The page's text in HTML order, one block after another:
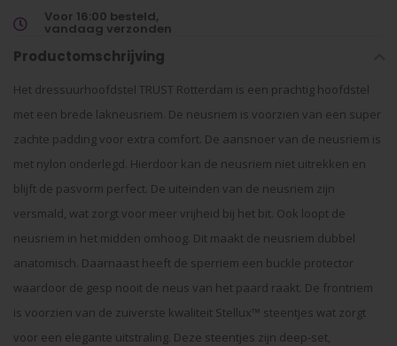
Voor 16:00 besteld,
vandaag verzonden
Productomschrijving
Het dressuurhoofdstel TRUST Rotterdam is een prachtig hoofdstel
met een brede lakneusriem. De neusriem is voorzien van een super
zachte padding voor extra comfort. De aansnoer van de neusriem is
met nylon onderlegd. Hierdoor kan de neusriem niet uitrekken en
blijft de pasvorm perfect. De uiteinden van de neusriem zijn
versmald, wat zorgt voor meer vrijheid bij het bit. Ook loopt de
neusriem in het midden omhoog. Dit maakt de neusriem dubbel
anatomisch. Daarnaast heeft de sperriem een buckle protector
waardoor de gesp nooit de neus van het paard raakt. De frontriem
is voorzien van de zuiverste kwaliteit Stellux™ steentjes wat zorgt
voor een elegante uitstraling. Deze steentjes zijn deep-set,